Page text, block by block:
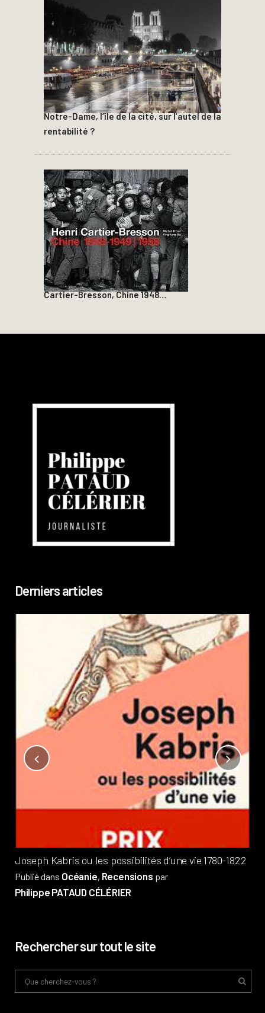
Notre-Dame, l’île de la cité, sur l’autel de la
rentabilité ?
Cartier-Bresson, Chine 1948…
Derniers articles
Joseph Kabris ou les possibilités d’une vie 1780-1822
Publié dans Océanie, Recensions par
Philippe PATAUD CÉLÉRIER
Rechercher sur tout le site